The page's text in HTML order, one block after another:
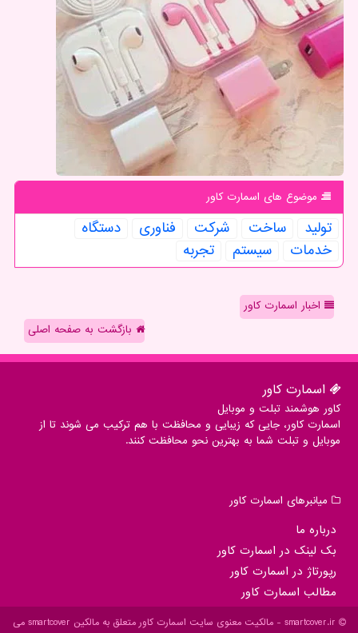
موضوع های اسمارت كاور
تولید ساخت شركت فناوری
دستگاه
خدمات
سیستم تجربه
اخبار اسمارت کاور
بازگشت به صفحه اصلی
اسمارت كاور
کاور هوشمند تبلت و موبایل
اسمارت کاور، جایی که زیبایی و محافظت با هم ترکیب می شوند تا از
موبایل و تبلت شما به بهترین نحو محافظت کنند.
میانبرهای اسمارت كاور
درباره ما
بک لینک در اسمارت كاور
رپورتاژ در اسمارت كاور
مطالب اسمارت كاور
smartcover.ir - مالکیت معنوی سایت اسمارت كاور متعلق به مالکین smartcover می